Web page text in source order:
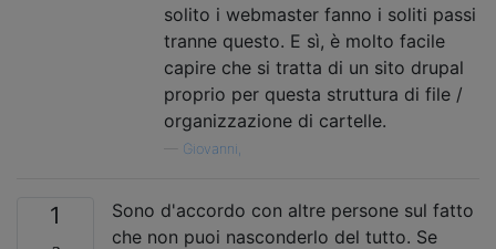
solito i webmaster fanno i soliti passi
tranne questo. E sì, è molto facile
capire che si tratta di un sito drupal
proprio per questa struttura di file /
organizzazione di cartelle.
Giovanni,
1
Sono d'accordo con altre persone sul fatto
che non puoi nasconderlo del tutto. Se